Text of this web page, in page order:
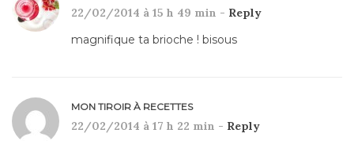
22/02/2014 à 15 h 49 min - Reply
magnifique ta brioche ! bisous
MON TIROIR À RECETTES
22/02/2014 à 17 h 22 min - Reply